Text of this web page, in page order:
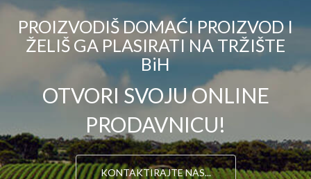
PROIZVODIŠ DOMAĆI PROIZVOD I
ŽELIŠ GA PLASIRATI NA TRŽIŠTE
BiH
OTVORI SVOJU ONLINE
PRODAVNICU!
KONTAKTIRAJTE NAS...